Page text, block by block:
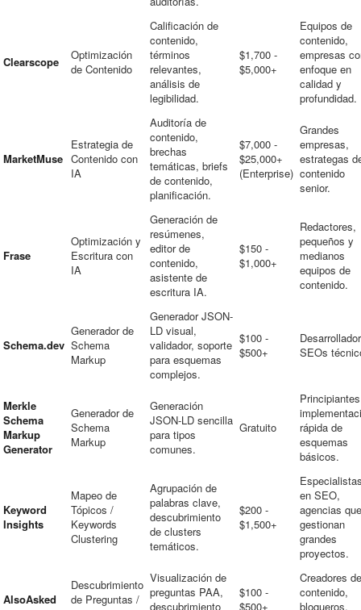
Clearscope
Optimización
de Contenido
Calificación de
contenido,
términos
relevantes,
análisis de
legibilidad.
$1,700 -
$5,000+
Equipos de
contenido,
empresas
enfoque en
calidad y
profundidad.
MarketMuse
Estrategia de
Contenido con
IA
Auditoría de
contenido,
brechas
temáticas, briefs
de contenido,
planificación.
$7,000 -
$25,000+
(Enterprise)
Grandes
empresas,
estrategas
contenido
senior.
Frase
Optimización y
Escritura con
IA
Generación de
resúmenes,
editor de
contenido,
asistente de
escritura IA.
$150 -
$1,000+
Redactores,
pequeños y
medianos
equipos de
contenido.
Schema.dev
Generador de
Schema
Markup
Generador JSON-
LD visual,
validador, soporte
para esquemas
complejos.
$100 -
$500+
SEOs
Merkle
Schema
Markup
Generator
Generador de
Schema
Markup
Generación
JSON-LD sencilla
para tipos
comunes.
Gratuito
rápida de
esquemas
básicos.
Keyword
Insights
Mapeo de
Tópicos /
Keywords
Clustering
Agrupación de
palabras clave,
descubrimiento
de clusters
temáticos.
$200 -
$1,500+
en SEO,
agencias que
gestionan
grandes
proyectos.
AlsoAsked
Descubrimiento
de Preguntas /
Visualización de
preguntas PAA,
descubrimiento
$100 -
$500+
Creadores de
contenido,
blogueros,